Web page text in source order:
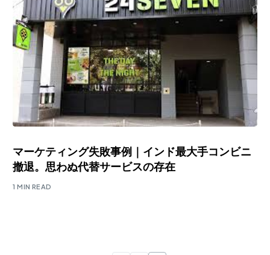
マーケティング失敗事例｜インド最大手コンビニ
撤退。思わぬ代替サービスの存在
1 MIN READ